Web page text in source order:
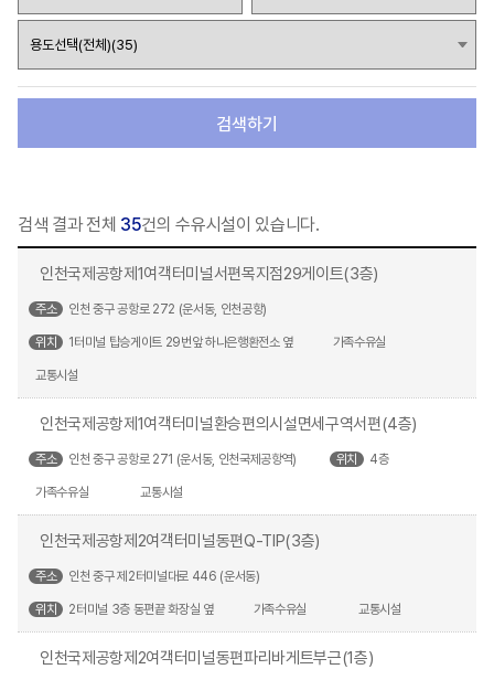
검색하기
검색 결과 전체 35건의 수유시설이 있습니다.
인천국제공항제1여객터미널서편목지점29게이트(3층)
주소 인천 중구 공항로 272 (운서동, 인천공항)
위치 1터미널 탑승게이트 29번앞 하나은행환전소 옆 가족수유실
교통시설
인천국제공항제1여객터미널환승편의시설면세구역서편(4층)
주소 인천 중구 공항로 271 (운서동, 인천국제공항역) 위치 4층
가족수유실 교통시설
인천국제공항제2여객터미널동편Q-TIP(3층)
주소 인천 중구 제2터미널대로 446 (운서동)
위치 2터미널 3층 동편끝 화장실 옆 가족수유실 교통시설
인천국제공항제2여객터미널동편파리바게트부근(1층)